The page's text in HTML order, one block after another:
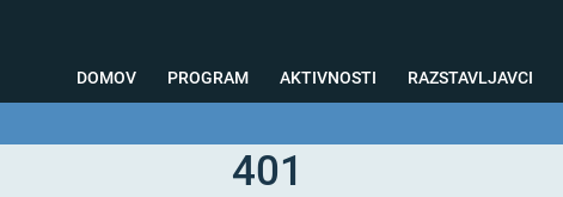
DOMOV PROGRAM AKTIVNOSTI
Testiranja
RAZSTAVLJAVCI
401